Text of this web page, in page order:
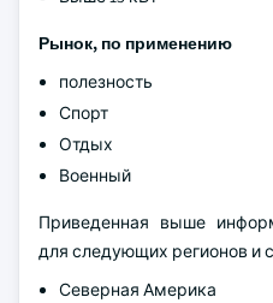
Рынок, по применению
полезность
Спорт
Отдых
Военный
Приведенная выше
для следующих регионов и
Северная Америка